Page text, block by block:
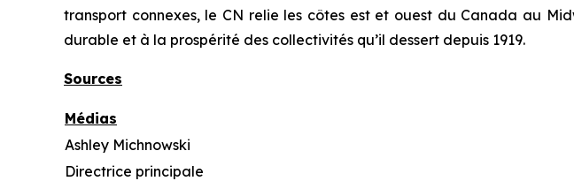
transport connexes, le CN relie les côtes est et ouest du Canada au
durable et à la prospérité des collectivités qu’il dessert depuis 1919.
Sources
Médias
Ashley Michnowski
Directrice principale